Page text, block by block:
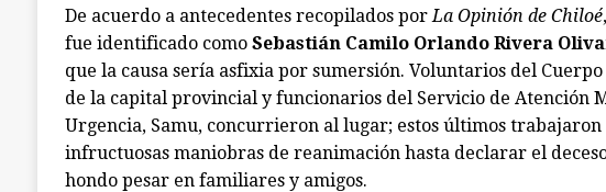
De acuerdo a antecedentes recopilados porLa Opinión de Chiloé
fue identificado como Sebastián Camilo Orlando Rivera
que la causa sería asfixia por sumersión. Voluntarios del
de la capital provincial y funcionarios del Servicio de Atención
Urgencia, Samu, concurrieron al lugar; estos últimos trabajaron
infructuosas maniobras de reanimación hasta declarar el
hondo pesar en familiares y amigos.